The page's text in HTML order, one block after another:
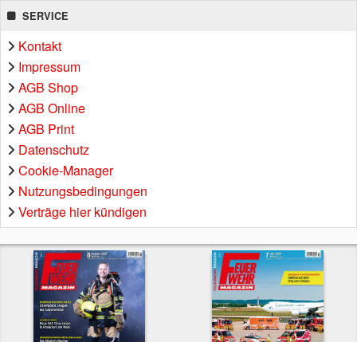
SERVICE
Kontakt
Impressum
AGB Shop
AGB Online
AGB Print
Datenschutz
Cookie-Manager
Nutzungsbedingungen
Verträge hier kündigen